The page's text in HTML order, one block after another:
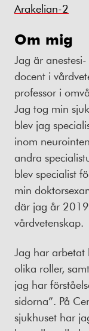
Arakelian-2
Om mig
Jag är
docent i
professor i
Jag tog min
blev jag
inom
andra
blev specialist
min
där jag år
vårdvetenskap.
Jag har arbetat
olika roller,
jag har
sidorna”. På
sjukhuset har